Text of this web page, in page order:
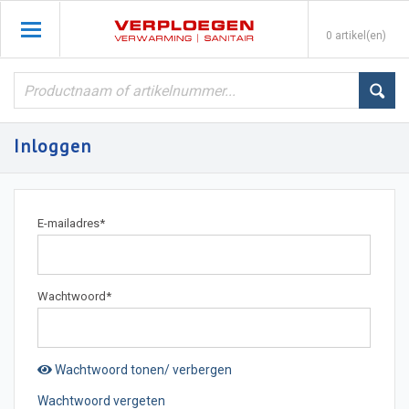
0 artikel(en)
Inloggen
E-mailadres*
Wachtwoord*
Wachtwoord tonen/ verbergen
Wachtwoord vergeten